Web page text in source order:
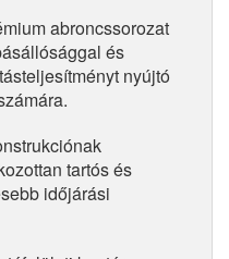
abroncssorozat
és
nyújtó
tartós és
időjárási